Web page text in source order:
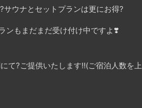
?サウナとセットプランは更にお得?
ンもまだまだ受け付け中ですよ ❣️
にて?ご提供いたします‼️(ご宿泊人数を上